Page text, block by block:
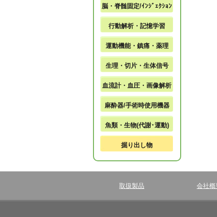
脳・脊髄固定/ｲﾝｼﾞｪｸｼｮﾝ
行動解析・記憶学習
運動機能・鎮痛・薬理
生理・切片・生体信号
血流計・血圧・画像解析
麻酔器/手術時使用機器
魚類・生物(代謝･運動)
掘り出し物
取扱製品 会社概